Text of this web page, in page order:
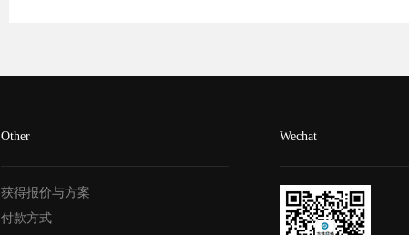
Other
获得报价与方案
付款方式
Wechat